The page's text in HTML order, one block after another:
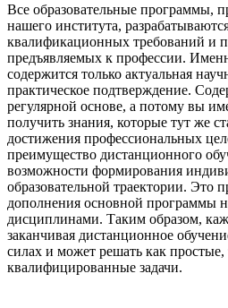
Все образовательные программы,
нашего института,
квалификационных требований и
предъявляемых к профессии.
содержится только актуальная
практическое подтверждение.
регулярной основе, а потому вы
получить знания, которые тут же
достижения профессиональных
преимущество дистанционного
возможности формирования
образовательной траектории. Это
дополнения основной программы
дисциплинами. Таким образом,
заканчивая дистанционное
силах и может решать как
квалифицированные задачи.